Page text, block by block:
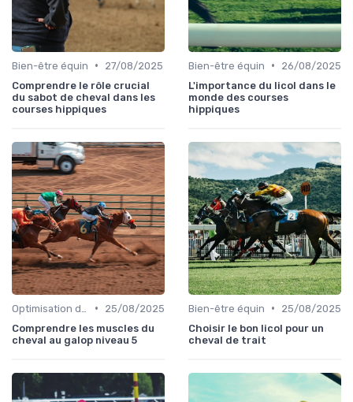
Bien-être équin •
27/08/2025
Comprendre le rôle crucial
du sabot de cheval dans les
courses hippiques
Bien-être équin •
26/08/2025
L'importance du licol dans le
monde des courses
hippiques
•
25/08/2025
Comprendre les muscles du
cheval au galop niveau 5
Bien-être équin •
25/08/2025
Choisir le bon licol pour un
cheval de trait